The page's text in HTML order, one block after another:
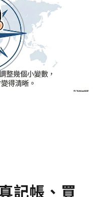
記帳、買